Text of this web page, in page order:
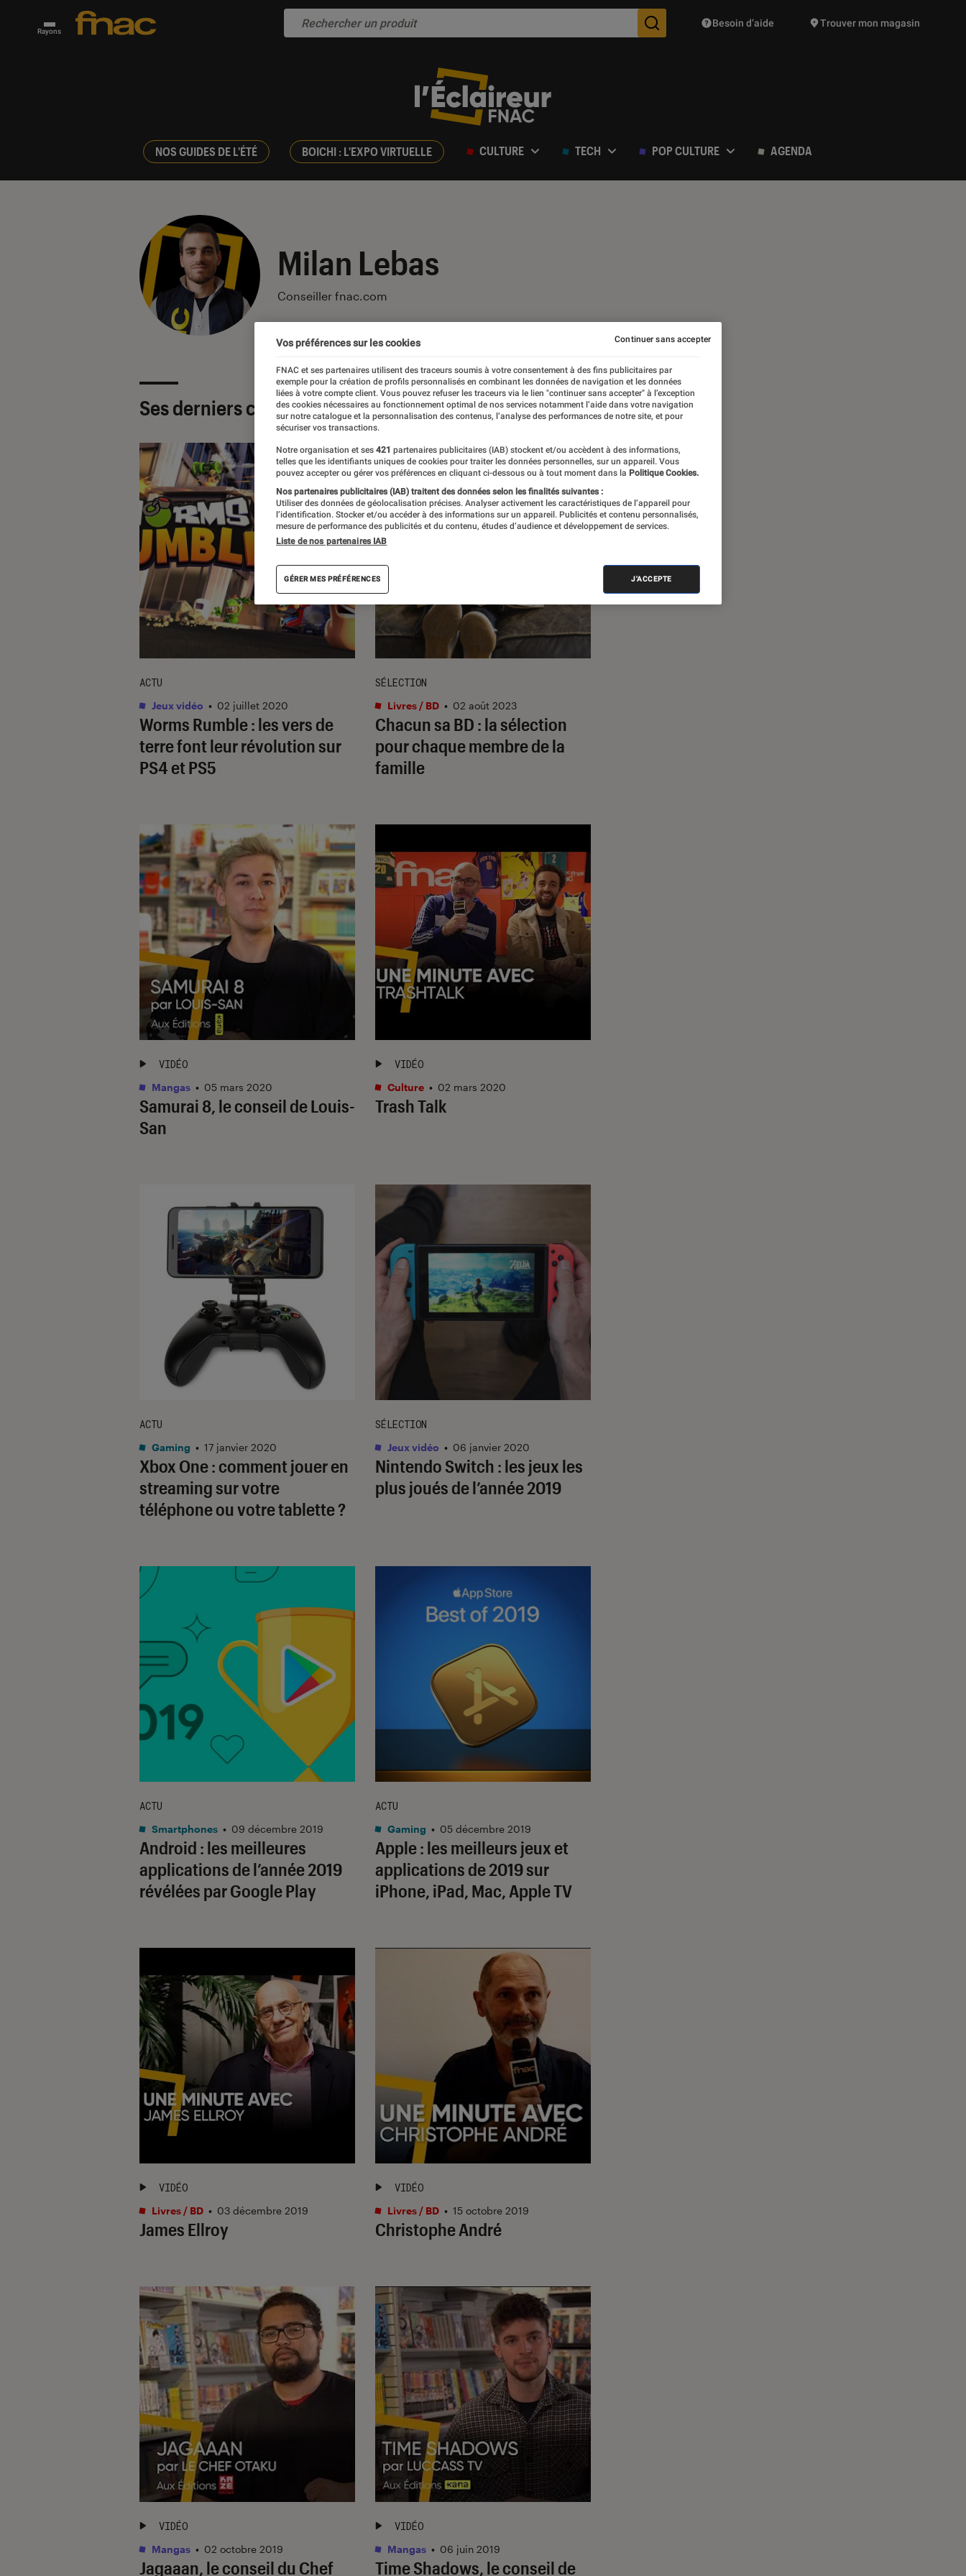
Rayons Des suggestions de produits vont vous être proposées
Besoin d’aide Trouver mon magasin
NOS GUIDES DE L'ÉTÉ BOICHI : L'EXPO VIRTUELLE CULTURE TECH POP CULTURE AGENDA
Milan Lebas
Conseiller fnac.com
Ses derniers contenus
Worms Rumble : les vers de
terre font leur révolution sur
PS4 et PS5
ACTU
Jeux vidéo • 02 juillet 2020
Chacun sa BD : la sélection
pour chaque membre de la
famille
SÉLECTION
Livres / BD • 02 août 2023
Samurai 8, le conseil de Louis-
San
VIDÉO
Mangas • 05 mars 2020
Trash Talk
VIDÉO
Culture • 02 mars 2020
Xbox One : comment jouer en
streaming sur votre
téléphone ou votre tablette ?
ACTU
Gaming • 17 janvier 2020
Nintendo Switch : les jeux les
plus joués de l’année 2019
SÉLECTION
Jeux vidéo • 06 janvier 2020
Android : les meilleures
applications de l’année 2019
révélées par Google Play
ACTU
Smartphones • 09 décembre 2019
Apple : les meilleurs jeux et
applications de 2019 sur
iPhone, iPad, Mac, Apple TV
ACTU
Gaming • 05 décembre 2019
James Ellroy
VIDÉO
Livres / BD • 03 décembre 2019
Christophe André
VIDÉO
Livres / BD • 15 octobre 2019
Jagaaan, le conseil du Chef
VIDÉO
Mangas • 02 octobre 2019
Time Shadows, le conseil de
VIDÉO
Mangas • 06 juin 2019
Vos préférences sur les cookies
FNAC et ses partenaires utilisent des traceurs soumis à votre consentement à des fins publicitaires par
exemple pour la création de profils personnalisés en combinant les données de navigation et les données
liées à votre compte client. Vous pouvez refuser les traceurs via le lien "continuer sans accepter" à l’exception
des cookies nécessaires au fonctionnement optimal de nos services notamment l’aide dans votre navigation
sur notre catalogue et la personnalisation des contenus, l’analyse des performances de notre site, et pour
sécuriser vos transactions.
Notre organisation et ses 421 partenaires publicitaires (IAB) stockent et/ou accèdent à des informations,
telles que les identifiants uniques de cookies pour traiter les données personnelles, sur un appareil. Vous
pouvez accepter ou gérer vos préférences en cliquant ci-dessous ou à tout moment dans la Politique Cookies.
Nos partenaires publicitaires (IAB) traitent des données selon les finalités suivantes :
Utiliser des données de géolocalisation précises. Analyser activement les caractéristiques de l’appareil pour
l’identification. Stocker et/ou accéder à des informations sur un appareil. Publicités et contenu personnalisés,
mesure de performance des publicités et du contenu, études d’audience et développement de services.
Liste de nos partenaires IAB
GÉRER MES PRÉFÉRENCES J'ACCEPTE
Continuer sans accepter